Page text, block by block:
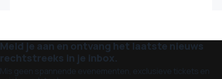
Meld je aan en ontvang het laatste nieuws
rechtstreeks in je inbox.
Mis geen spannende evenementen, exclusieve tickets en